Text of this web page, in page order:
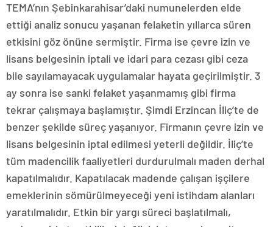
TEMA’nın Şebinkarahisar’daki numunelerden elde
ettiği analiz sonucu yaşanan felaketin yıllarca süren
etkisini göz önüne sermiştir. Firma ise çevre izin ve
lisans belgesinin iptali ve idari para cezası gibi ceza
bile sayılamayacak uygulamalar hayata geçirilmiştir. 3
ay sonra ise sanki felaket yaşanmamış gibi firma
tekrar çalışmaya başlamıştır. Şimdi Erzincan İliç’te de
benzer şekilde süreç yaşanıyor. Firmanın çevre izin ve
lisans belgesinin iptal edilmesi yeterli değildir. İliç’te
tüm madencilik faaliyetleri durdurulmalı maden derhal
kapatılmalıdır. Kapatılacak madende çalışan işçilere
emeklerinin sömürülmeyeceği yeni istihdam alanları
yaratılmalıdır. Etkin bir yargı süreci başlatılmalı,